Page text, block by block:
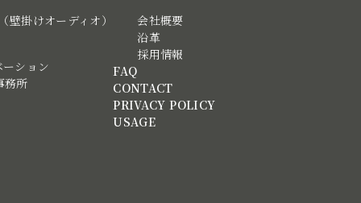
掛けオーディオ）
ション
務所
会社概要
沿革
採用情報
FAQ
CONTACT
PRIVACY POLICY
USAGE